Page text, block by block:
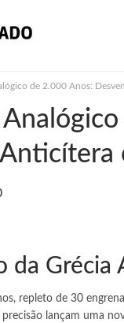
de 2.000 Anos:
da
repleto de 30
lançam uma